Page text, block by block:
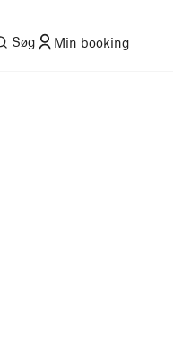
Søg Min booking